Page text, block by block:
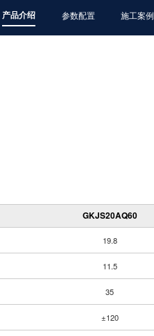
产品介绍 参数配置 施工案例
GKJS20AQ60
19.8
11.5
35
±120